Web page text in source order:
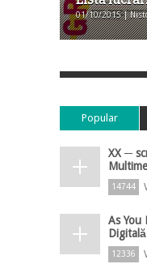
01/10/2015 |
Popular
XX ─
14744
As You
12336